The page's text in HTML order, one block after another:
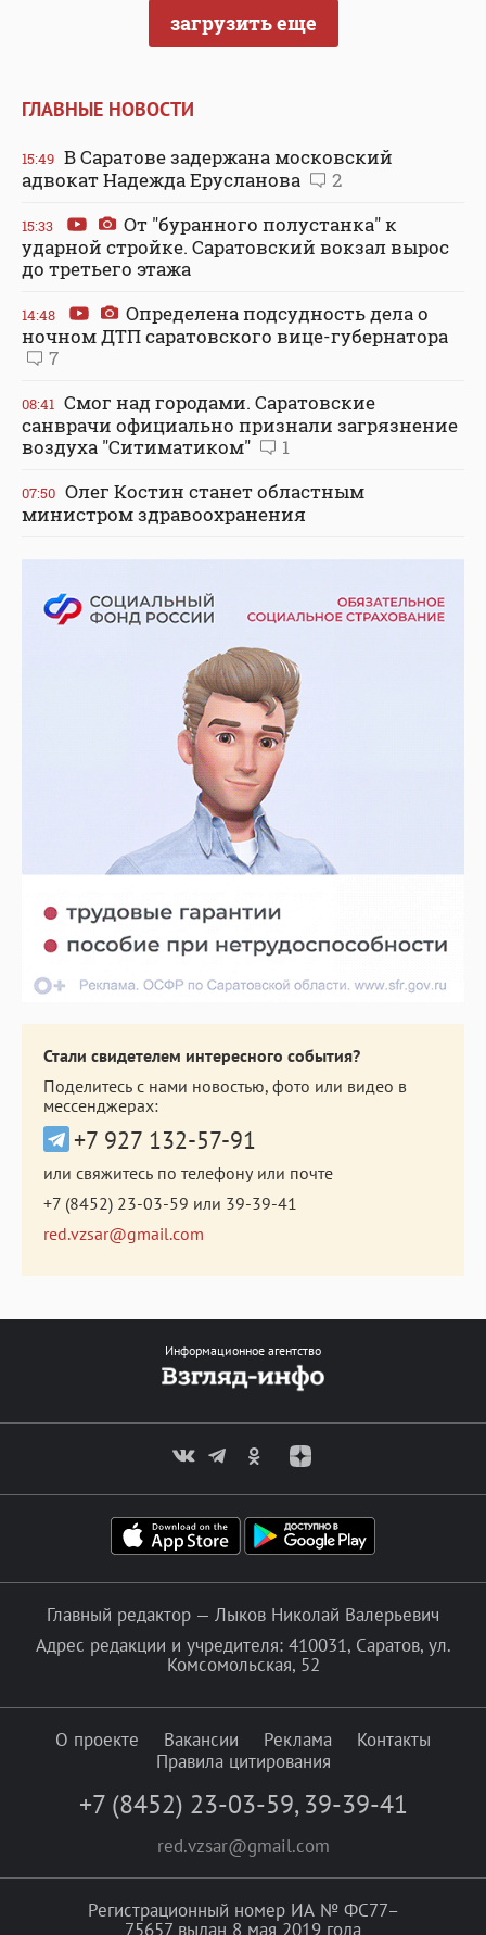
загрузить еще
ГЛАВНЫЕ НОВОСТИ
15:49 В Саратове задержана московский
адвокат Надежда Ерусланова
2
15:33
От "буранного полустанка" к
ударной стройке. Саратовский вокзал вырос
до третьего этажа
14:48
Определена подсудность дела о
ночном ДТП саратовского вице-губернатора
7
08:41 Смог над городами. Саратовские
санврачи официально признали загрязнение
воздуха "Ситиматиком"
1
07:50 Олег Костин станет областным
министром здравоохранения
Стали свидетелем интересного события?
Поделитесь с нами новостью, фото или видео в
мессенджерах:
+7 927 132-57-91
или свяжитесь по телефону или почте
+7 (8452) 23-03-59 или 39-39-41
red.vzsar@gmail.com
Информационное агентство
Главный редактор — Лыков Николай Валерьевич
Адрес редакции и учредителя: 410031, Саратов, ул.
Комсомольская, 52
О проекте Вакансии Реклама
Контакты
Правила цитирования
+7 (8452) 23-03-59, 39-39-41
red.vzsar@gmail.com
Регистрационный номер ИА № ФС77–
75657 выдан 8 мая 2019 года